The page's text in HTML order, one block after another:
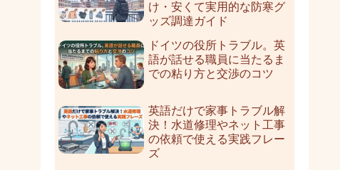
け・安くて実用的な防寒グ
ッズ調達ガイド
ドイツの役所トラブル。英
語が話せる職員に当たるま
での粘り方と交渉のコツ
英語だけで家事トラブル解
決！水道修理やネット工事
の依頼で使える実践フレー
ズ